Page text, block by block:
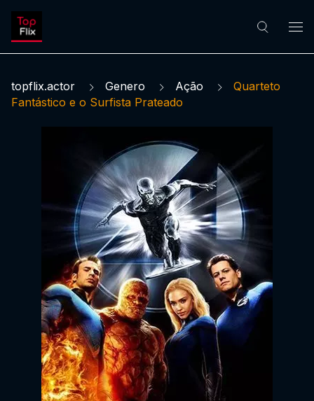
topflix.actor Genero Ação
Quarteto
Fantástico e o Surfista Prateado